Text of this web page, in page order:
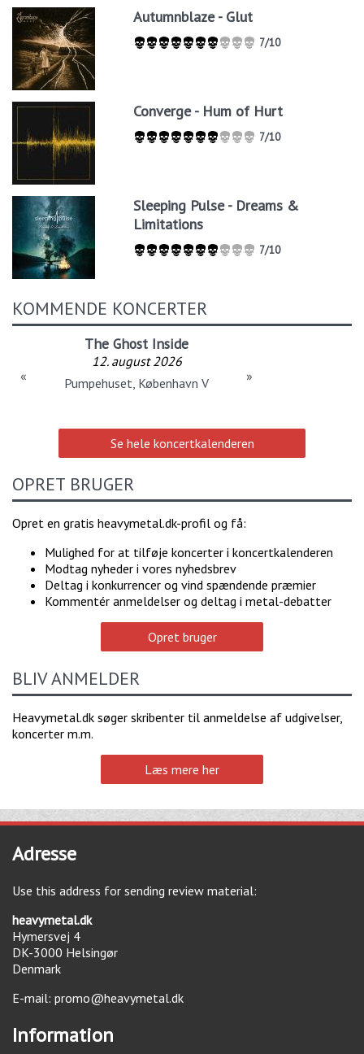
Autumnblaze - Glut
7/10
Converge - Hum of Hurt
7/10
Sleeping Pulse - Dreams &
Limitations
7/10
KOMMENDE KONCERTER
The Ghost Inside
12. august 2026
Pumpehuset, København V
« »
Se hele koncertkalenderen
OPRET BRUGER
Opret en gratis heavymetal.dk-profil og få:
Mulighed for at tilføje koncerter i koncertkalenderen
Modtag nyheder i vores nyhedsbrev
Deltag i konkurrencer og vind spændende præmier
Kommentér anmeldelser og deltag i metal-debatter
Opret bruger
BLIV ANMELDER
Heavymetal.dk søger skribenter til anmeldelse af udgivelser,
koncerter m.m.
Læs mere her
Adresse
Use this address for sending review material:
heavymetal.dk
Hymersvej 4
DK-3000 Helsingør
Denmark
E-mail: promo@heavymetal.dk
Information